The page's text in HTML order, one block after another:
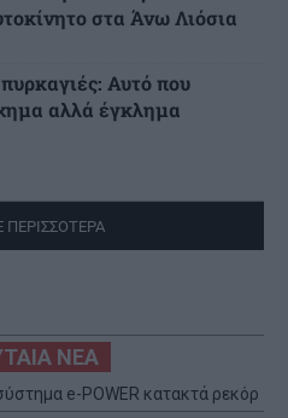
στα Άνω Λιόσια
Αυτό που
αλλά έγκλημα
ΠΕΡΙΣΣΟΤΕΡΑ